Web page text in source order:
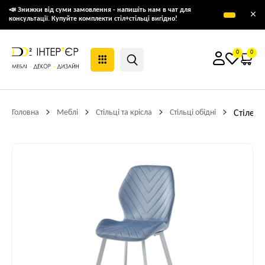
📣 Знижки від суми замовлення - напишіть нам в чат для
консультації. Купуйте комплекти стіл+стільці вигідно!
×
0 0
Головна Меблі Стільці та крісла Стільці обідні